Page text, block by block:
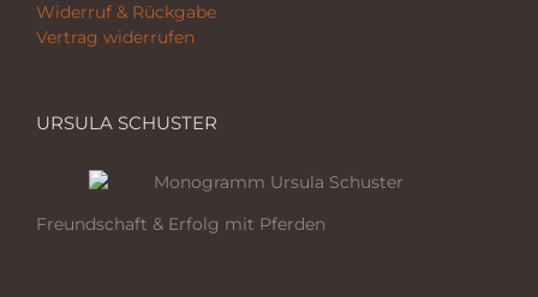
Widerruf & Rückgabe
Vertrag widerrufen
URSULA SCHUSTER
Freundschaft & Erfolg mit Pferden